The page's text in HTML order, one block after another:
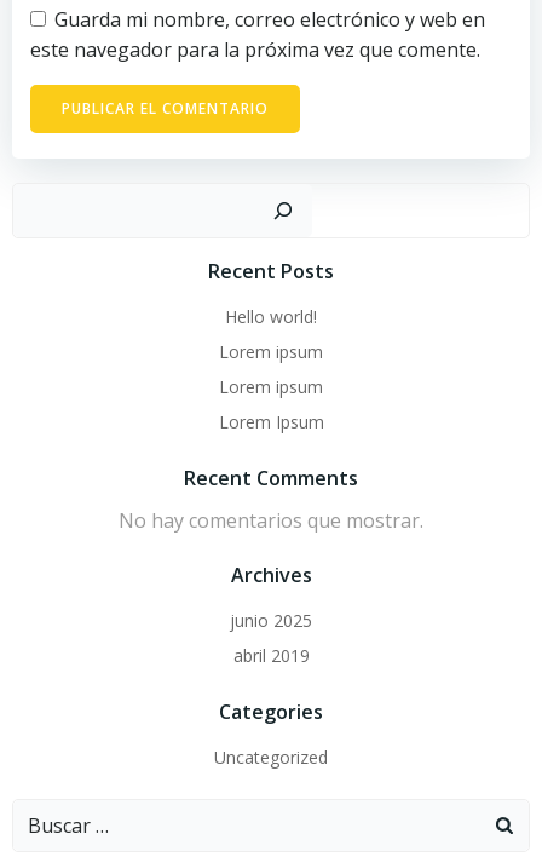
Guarda mi nombre, correo electrónico y web en
este navegador para la próxima vez que comente.
Buscar
Recent Posts
Hello world!
Lorem ipsum
Lorem ipsum
Lorem Ipsum
Recent Comments
No hay comentarios que mostrar.
Archives
junio 2025
abril 2019
Categories
Uncategorized
Buscar: